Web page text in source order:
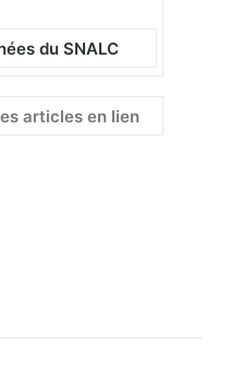
du SNALC
articles en lien